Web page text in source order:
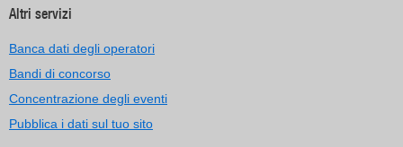
Altri servizi
Banca dati degli operatori
Bandi di concorso
Concentrazione degli eventi
Pubblica i dati sul tuo sito